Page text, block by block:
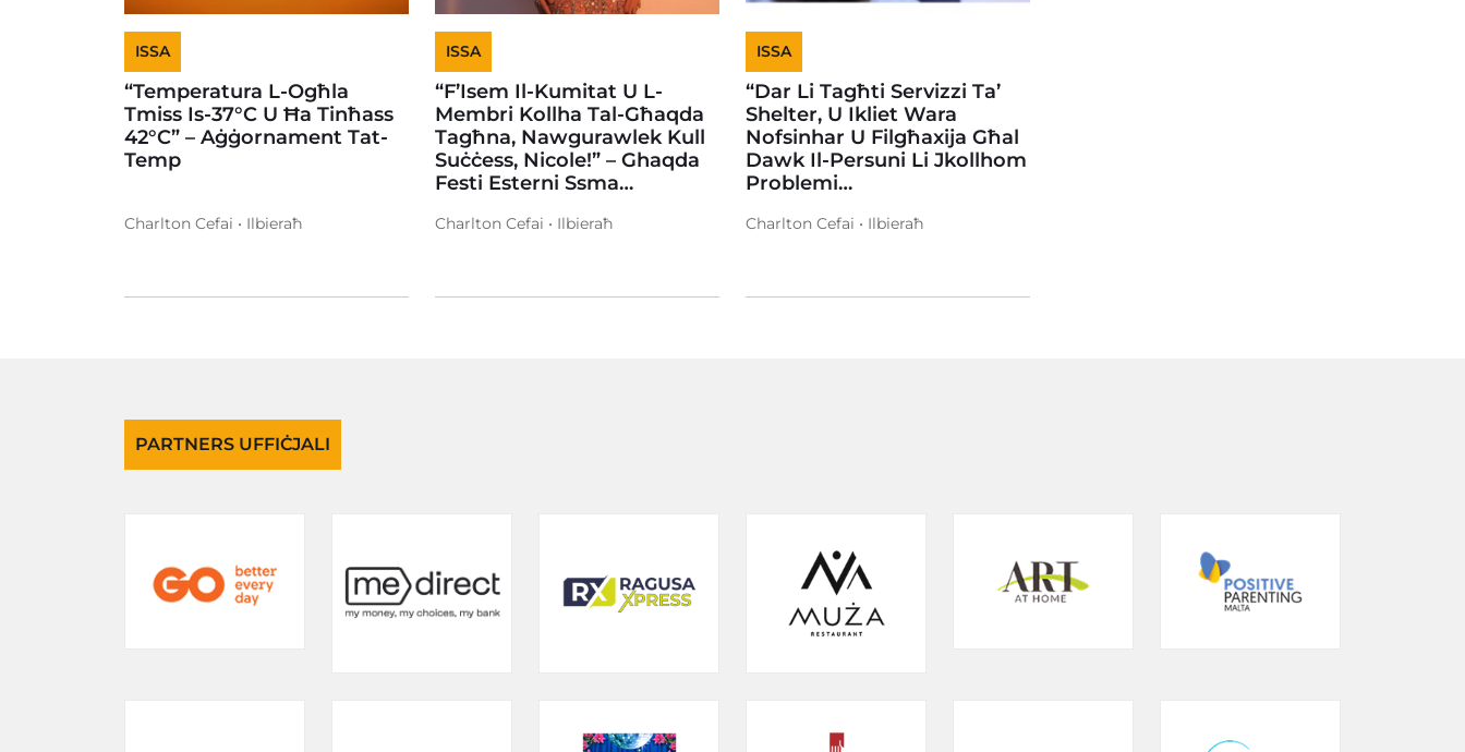
ISSA
“Temperatura L-Ogħla
Tmiss Is-37°C U Ħa Tinħass
42°C” – Aġġornament Tat-
Temp
Charlton Cefai • Ilbieraħ
ISSA
“F’Isem Il-Kumitat U L-
Membri Kollha Tal-Għaqda
Tagħna, Nawgurawlek Kull
Suċċess, Nicole!” – Ghaqda
Festi Esterni Ssma…
Charlton Cefai • Ilbieraħ
ISSA
“Dar Li Tagħti Servizzi Ta’
Shelter, U Ikliet Wara
Nofsinhar U Filgħaxija Għal
Dawk Il-Persuni Li Jkollhom
Problemi…
Charlton Cefai • Ilbieraħ
PARTNERS UFFIĊJALI